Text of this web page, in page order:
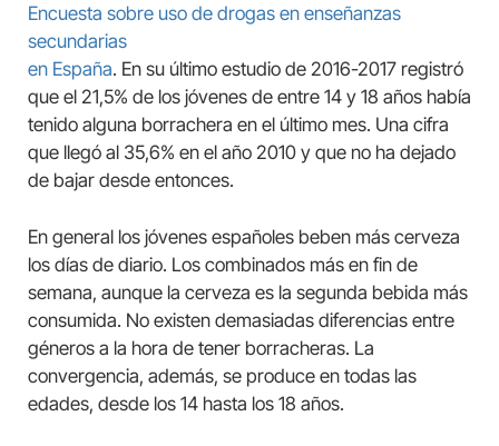
Encuesta sobre uso de drogas en enseñanzas
secundarias
en España. En su último estudio de 2016-2017 registró
que el 21,5% de los jóvenes de entre 14 y 18 años había
tenido alguna borrachera en el último mes. Una cifra
que llegó al 35,6% en el año 2010 y que no ha dejado
de bajar desde entonces.
En general los jóvenes españoles beben más cerveza
los días de diario. Los combinados más en fin de
semana, aunque la cerveza es la segunda bebida más
consumida. No existen demasiadas diferencias entre
géneros a la hora de tener borracheras. La
convergencia, además, se produce en todas las
edades, desde los 14 hasta los 18 años.